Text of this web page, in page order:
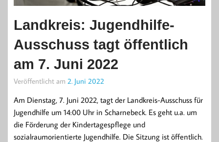
Landkreis: Jugendhilfe-
Ausschuss tagt öffentlich
am 7. Juni 2022
Veröffentlicht am 2. Juni 2022
Am Dienstag, 7. Juni 2022, tagt der Landkreis-Ausschuss für
Jugendhilfe um 14:00 Uhr in Scharnebeck. Es geht u.a. um
die Förderung der Kindertagespflege und
sozialraumorientierte Jugendhilfe. Die Sitzung ist öffentlich.